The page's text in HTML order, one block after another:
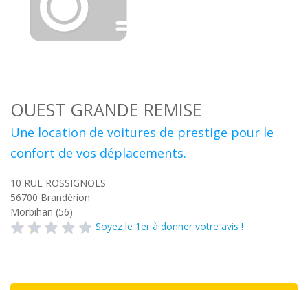
OUEST GRANDE REMISE
Une location de voitures de prestige pour le
confort de vos déplacements.
10 RUE ROSSIGNOLS
56700 Brandérion
Morbihan (56)
Soyez le 1er à donner votre avis !